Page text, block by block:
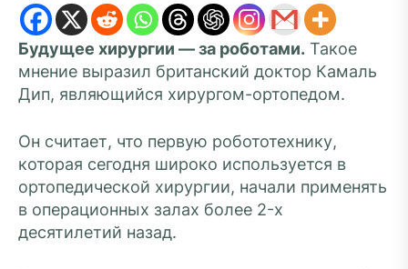
Будущее хирургии — за роботами. Такое
мнение выразил британский доктор Камаль
Дип, являющийся хирургом-ортопедом.
Он считает, что первую робототехнику,
которая сегодня широко используется в
ортопедической хирургии, начали применять
в операционных залах более 2-х
десятилетий назад.